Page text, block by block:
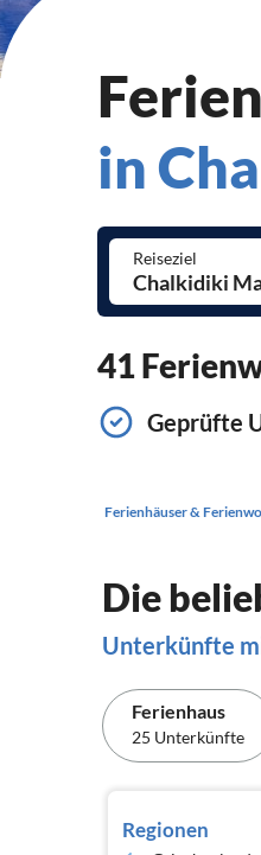
in
Reiseziel
41
Geprüfte
Ferienhäuser &
Die
Unterkünfte
Ferienhaus
25 Unterkünfte
Regionen